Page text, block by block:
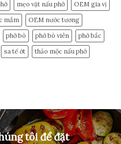
mẹo vặt nấu phở
OEM gia vị
mắm
OEM nước tương
phở bò phở bò viên
phở bắc
sa tế ớt thảo mộc nấu phở
tôi để đặt